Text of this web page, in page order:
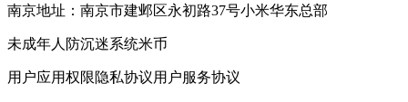
南京地址：南京市建邺区永初路37号小米华东总部
未成年人防沉迷系统米币
用户应用权限隐私协议用户服务协议